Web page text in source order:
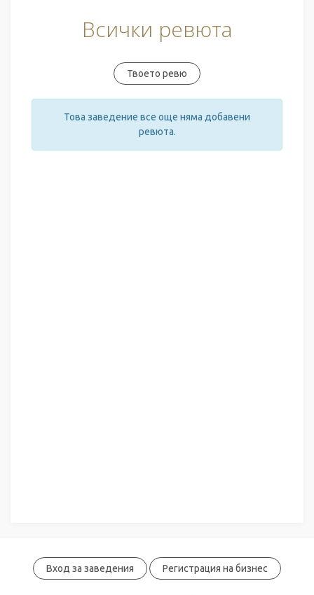
Всички ревюта
Твоето ревю
Това заведение все още няма добавени
ревюта.
Вход за заведения Регистрация на бизнес